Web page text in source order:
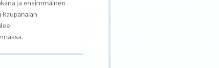
ja ensimmäinen
kaupanalan